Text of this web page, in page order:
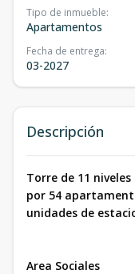
Tipo de inmueble:
Apartamentos
Fecha de entrega:
03-2027
Descripción
Torre de 11
por 54
unidades de
Area Sociales